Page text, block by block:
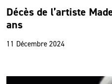
Décès de l’artiste
ans
11 Décembre 2024